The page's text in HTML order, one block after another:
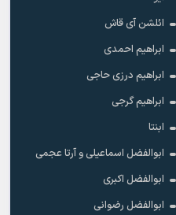
ائلشن آی قاش
ابراهیم احمدی
ابراهیم درزی حاجی
ابراهیم گرجی
ابنتا
ابوالفضل اسماعیلی و آرتا عجمی
ابوالفضل اکبری
ابوالفضل رضوانی